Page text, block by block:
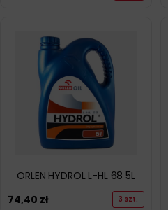
ORLEN HYDROL L-HL 68 5L
74,40 zł 3 szt.